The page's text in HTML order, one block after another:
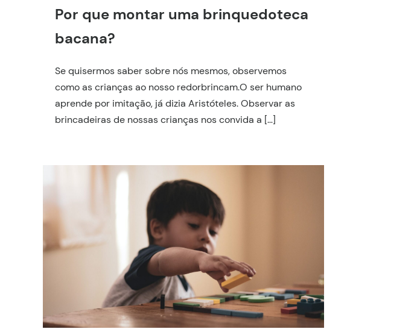
Por que montar uma brinquedoteca
bacana?
Se quisermos saber sobre nós mesmos, observemos
como as crianças ao nosso redorbrincam.O ser humano
aprende por imitação, já dizia Aristóteles. Observar as
brincadeiras de nossas crianças nos convida a […]